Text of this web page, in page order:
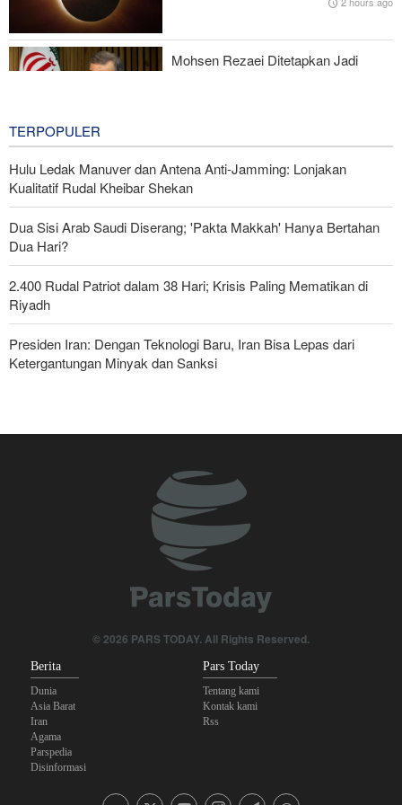
Mohsen Rezaei Ditetapkan Jadi
TERPOPULER
Hulu Ledak Manuver dan Antena Anti-Jamming: Lonjakan
Kualitatif Rudal Kheibar Shekan
Dua Sisi Arab Saudi Diserang; 'Pakta Makkah' Hanya Bertahan
Dua Hari?
2.400 Rudal Patriot dalam 38 Hari; Krisis Paling Mematikan di
Riyadh
Presiden Iran: Dengan Teknologi Baru, Iran Bisa Lepas dari
Ketergantungan Minyak dan Sanksi
Bantuan Obat-obatan dari 11 Negara untuk Iran di Masa Perang
Yahya Saree: Operasi Khusus di Al-Mokha—Puluhan Pasukan
Menuju Pendidikan Tinggi Global; Iran-Indonesia Sepakati Kerja
Parlemen Turki: Perjanjian Aliansi dengan Saudi-Pakistan Adalah
Langkah Gila—Turki Akan Jadi 'Penjaga Bayaran'!
© 2026 PARS TODAY. All Rights Reserved.
Berita
Dunia
Asia Barat
Iran
Agama
Parspedia
Disinformasi
Pars Today
Tentang kami
Kontak kami
Rss